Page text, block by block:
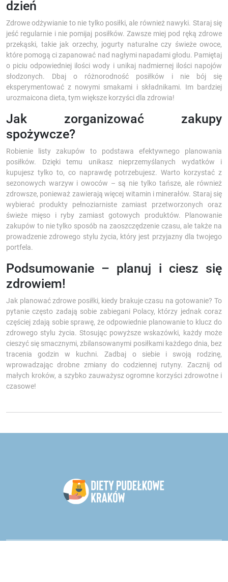
dzień
Zdrowe odżywianie to nie tylko posiłki, ale również nawyki. Staraj się
jeść regularnie i nie pomijaj posiłków. Zawsze miej pod ręką zdrowe
przekąski, takie jak orzechy, jogurty naturalne czy świeże owoce,
które pomogą ci zapanować nad nagłymi napadami głodu. Pamiętaj
o piciu odpowiedniej ilości wody i unikaj nadmiernej ilości napojów
słodzonych. Dbaj o różnorodność posiłków i nie bój się
eksperymentować z nowymi smakami i składnikami. Im bardziej
urozmaicona dieta, tym większe korzyści dla zdrowia!
Jak zorganizować zakupy
spożywcze?
Robienie listy zakupów to podstawa efektywnego planowania
posiłków. Dzięki temu unikasz nieprzemyślanych wydatków i
kupujesz tylko to, co naprawdę potrzebujesz. Warto korzystać z
sezonowych warzyw i owoców – są nie tylko tańsze, ale również
zdrowsze, ponieważ zawierają więcej witamin i minerałów. Staraj się
wybierać produkty pełnoziarniste zamiast przetworzonych oraz
świeże mięso i ryby zamiast gotowych produktów. Planowanie
zakupów to nie tylko sposób na zaoszczędzenie czasu, ale także na
prowadzenie zdrowego stylu życia, który jest przyjazny dla twojego
portfela.
Podsumowanie – planuj i ciesz się
zdrowiem!
Jak planować zdrowe posiłki, kiedy brakuje czasu na gotowanie? To
pytanie często zadają sobie zabiegani Polacy, którzy jednak coraz
częściej zdają sobie sprawę, że odpowiednie planowanie to klucz do
zdrowego stylu życia. Stosując powyższe wskazówki, każdy może
cieszyć się smacznymi, zbilansowanymi posiłkami każdego dnia, bez
tracenia godzin w kuchni. Zadbaj o siebie i swoją rodzinę,
wprowadzając drobne zmiany do codziennej rutyny. Zacznij od
małych kroków, a szybko zauważysz ogromne korzyści zdrowotne i
czasowe!